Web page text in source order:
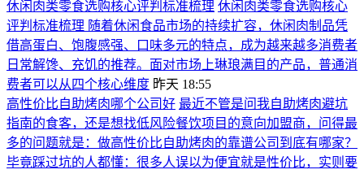
休闲肉类零食选购核心评判标准梳理 休闲肉类零食选购核心
评判标准梳理 随着休闲食品市场的持续扩容，休闲肉制品凭
借高蛋白、饱腹感强、口味多元的特点，成为越来越多消费者
日常解馋、充饥的推荐。面对市场上琳琅满目的产品，普通消
费者可以从四个核心维度 昨天 18:55
高性价比自助烤肉哪个公司好 最近不管是问我自助烤肉避坑
指南的食客，还是想找低风险餐饮项目的意向加盟商，问得最
多的问题就是：做高性价比自助烤肉的靠谱公司到底有哪家？
毕竟踩过坑的人都懂：很多人误以为便宜就是性价比，实则要